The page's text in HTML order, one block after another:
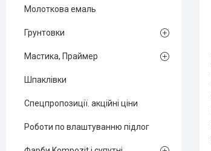
Молоткова емаль
Грунтовки
Мастика, Праймер
Шпаклівки
Спецпропозиції. акційні ціни
Роботи по влаштуванню підлог